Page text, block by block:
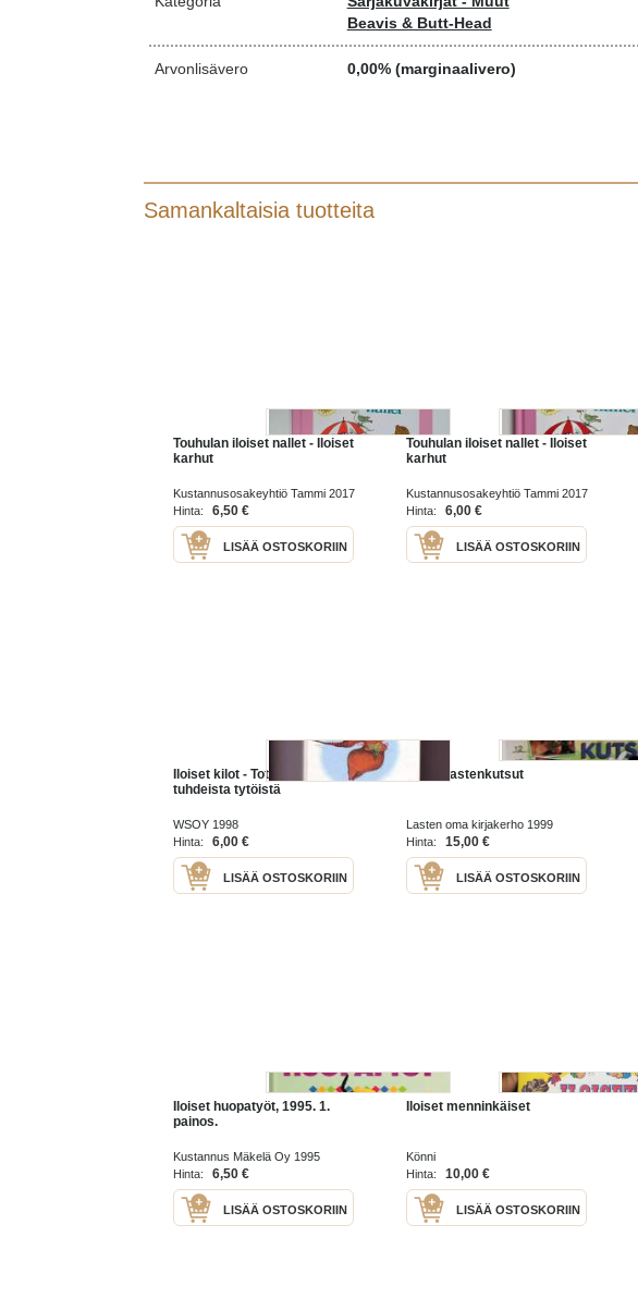
Beavis & Butt-Head
Arvonlisävero 0,00% (marginaalivero)
Samankaltaisia tuotteita
Touhulan iloiset nallet - Iloiset
karhut
Kustannusosakeyhtiö Tammi 2017
Hinta:
6,50 €
LISÄÄ OSTOSKORIIN
Touhulan iloiset nallet - Iloiset
karhut
Kustannusosakeyhtiö Tammi 2017
Hinta:
6,00 €
LISÄÄ OSTOSKORIIN
Iloiset kilot - Totta ja tarua
tuhdeista tytöistä
WSOY 1998
Hinta:
6,00 €
LISÄÄ OSTOSKORIIN
iloiset lastenkutsut
Lasten oma kirjakerho 1999
Hinta:
15,00 €
LISÄÄ OSTOSKORIIN
Iloiset huopatyöt, 1995. 1.
painos.
Kustannus Mäkelä Oy 1995
Hinta:
6,50 €
LISÄÄ OSTOSKORIIN
Iloiset menninkäiset
Könni
Hinta:
10,00 €
LISÄÄ OSTOSKORIIN